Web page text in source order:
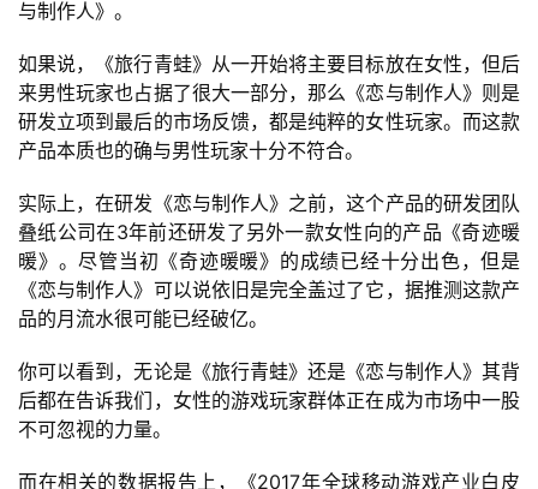
与制作人》。
如果说，《旅行青蛙》从一开始将主要目标放在女性，但后
来男性玩家也占据了很大一部分，那么《恋与制作人》则是
研发立项到最后的市场反馈，都是纯粹的女性玩家。而这款
产品本质也的确与男性玩家十分不符合。
实际上，在研发《恋与制作人》之前，这个产品的研发团队
叠纸公司在3年前还研发了另外一款女性向的产品《奇迹暖
暖》。尽管当初《奇迹暖暖》的成绩已经十分出色，但是
《恋与制作人》可以说依旧是完全盖过了它，据推测这款产
品的月流水很可能已经破亿。
你可以看到，无论是《旅行青蛙》还是《恋与制作人》其背
后都在告诉我们，女性的游戏玩家群体正在成为市场中一股
不可忽视的力量。
而在相关的数据报告上，《2017年全球移动游戏产业白皮